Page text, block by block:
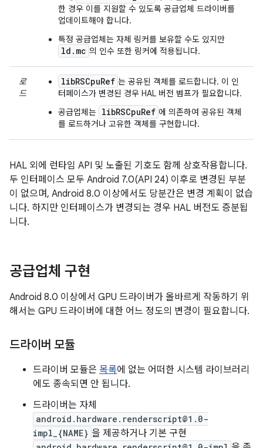
한 경우 이를 지원할 수 있도록 공급업체 드라이버를
업데이트해야 합니다.
특정 공급업체는 자체 링커를 보유할 수도 있지만
ld.mc 의 인수 또한 링커에 적용됩니다.
로
드
libRSCpuRef 는 공유된 객체를 로드합니다. 이 인
터페이스가 변경된 경우 HAL 버전 범프가 필요합니다.
공급업체는 libRSCpuRef 에 의존하여 공유된 객체
를 로드하거나 고유한 객체를 구현합니다.
HAL 외에 런타임 API 및 노출된 기호도 함께 상호작용합니다.
두 인터페이스 모두 Android 7.0(API 24) 이후로 변경된 부분
이 없으며, Android 8.0 이상에서도 당분간은 변경 계획이 없습
니다. 하지만 인터페이스가 변경되는 경우 HAL 버전도 증분됩
니다.
공급업체 구현
Android 8.0 이상에서 GPU 드라이버가 올바르게 작동하기 위
해서는 GPU 드라이버에 대한 어느 정도의 변경이 필요합니다.
드라이버 모듈
드라이버 모듈은 목록에 없는 어떠한 시스템 라이브러리
에도 종속되면 안 됩니다.
드라이버는 자체
android.hardware.renderscript@1.0-
impl_{NAME} 을 제공하거나 기본 구현